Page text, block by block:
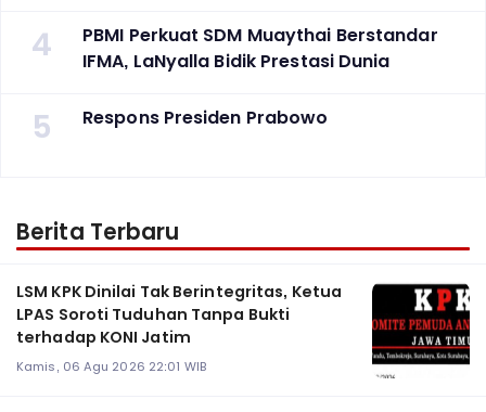
4
PBMI Perkuat SDM Muaythai Berstandar
IFMA, LaNyalla Bidik Prestasi Dunia
5 Respons Presiden Prabowo
Berita Terbaru
LSM KPK Dinilai Tak Berintegritas, Ketua
LPAS Soroti Tuduhan Tanpa Bukti
terhadap KONI Jatim
Kamis, 06 Agu 2026 22:01 WIB